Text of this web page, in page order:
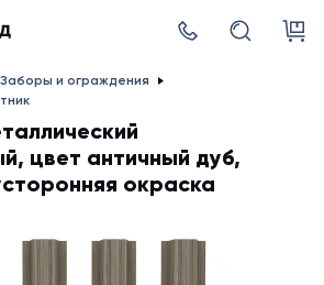
Заборы и ограждения
цвет античный дуб,
окраска